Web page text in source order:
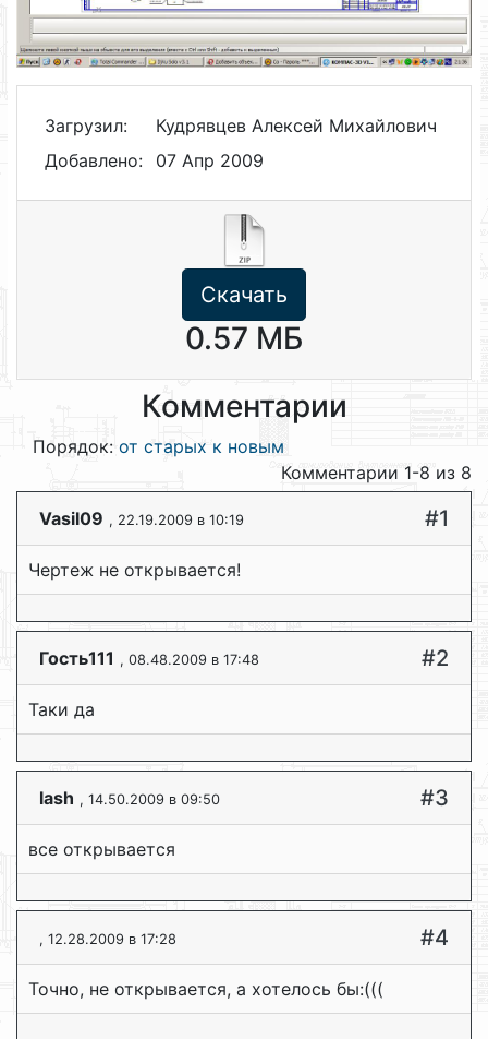
Загрузил:
Кудрявцев Алексей Михайлович
Добавлено:
07 Апр 2009
Скачать
0.57 МБ
Комментарии
Порядок: от старых к новым
Комментарии 1-8 из 8
Vasil09 , 22.19.2009 в 10:19 #1
Чертеж не открывается!
Гость111 , 08.48.2009 в 17:48 #2
Таки да
lash , 14.50.2009 в 09:50 #3
все открывается
, 12.28.2009 в 17:28 #4
Точно, не открывается, а хотелось бы:(((